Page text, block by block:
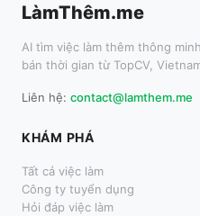
LàmThêm.me
AI tìm việc làm thêm thông
bán thời gian từ TopCV,
Liên hệ: contact@lamthem.me
KHÁM PHÁ
Tất cả việc làm
Công ty tuyển dụng
Hỏi đáp việc làm